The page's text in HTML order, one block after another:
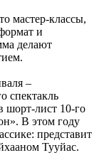
мастер-классы,
и
делают
–
спектакль
лист 10-го
В этом году
представит
Тууйас.